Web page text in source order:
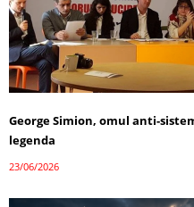
George Simion, omul anti-
legenda
23/06/2026